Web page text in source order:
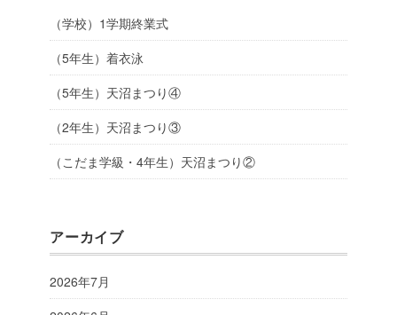
（学校）1学期終業式
（5年生）着衣泳
（5年生）天沼まつり④
（2年生）天沼まつり③
（こだま学級・4年生）天沼まつり②
アーカイブ
2026年7月